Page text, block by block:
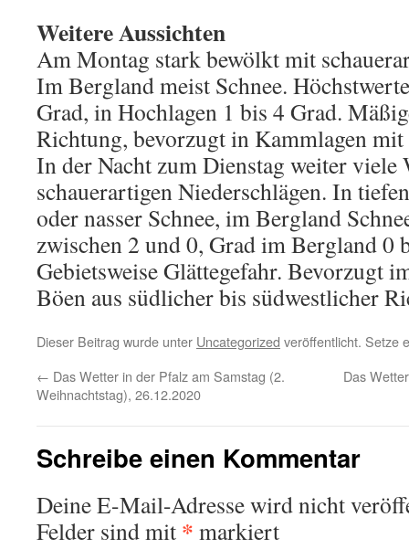
Weitere Aussichten
Am Montag stark bewölkt mit
Im Bergland meist Schnee.
Grad, in Hochlagen 1 bis 4 Grad.
Richtung, bevorzugt in Kammlagen mit
In der Nacht zum Dienstag weiter viele
schauerartigen Niederschlägen. In
oder nasser Schnee, im Bergland
zwischen 2 und 0, Grad im Bergland 0
Gebietsweise Glättegefahr. Bevorzugt
Böen aus südlicher bis südwestlicher
Dieser Beitrag wurde unter Uncategorized veröffentlicht. Setze
← Das Wetter in der Pfalz am Samstag (2.
Weihnachtstag), 26.12.2020
Das
Schreibe einen Kommentar
Deine E-Mail-Adresse wird nicht
Felder sind mit * markiert